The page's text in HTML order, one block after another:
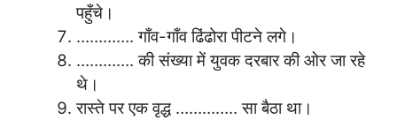
पहुँचे।
…………. गाँव-गाँव ढिंढोरा पीटने लगे।
…………. की संख्या में युवक दरबार की ओर जा रहे
थे।
रास्ते पर एक वृद्ध ………….. सा बैठा था।